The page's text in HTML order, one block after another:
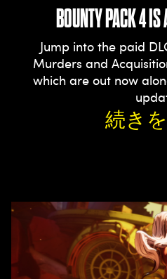
BOUNTY PACK 4
Jump into the paid
Murders and
which are out now
続き